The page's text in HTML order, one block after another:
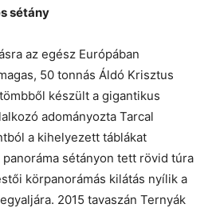
sétány
az egész Európában
50 tonnás Áldó Krisztus
készült a gigantikus
adományozta Tarcal
a kihelyezett táblákat
sétányon tett rövid túra
körpanorámás kilátás nyílik a
2015 tavaszán Ternyák